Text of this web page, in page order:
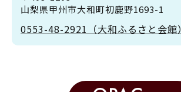
山梨県甲州市大和町初鹿野1693-1
0553-48-2921（大和ふるさと会館）